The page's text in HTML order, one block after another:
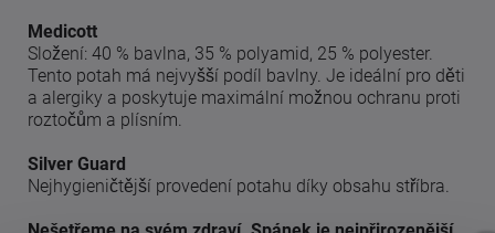
Medicott
Složení: 40 % bavlna, 35 % polyamid, 25 % polyester.
Tento potah má nejvyšší podíl bavlny. Je ideální pro děti
a alergiky a poskytuje maximální možnou ochranu proti
roztočům a plísním.
Silver Guard
Nejhygieničtější provedení potahu díky obsahu stříbra.